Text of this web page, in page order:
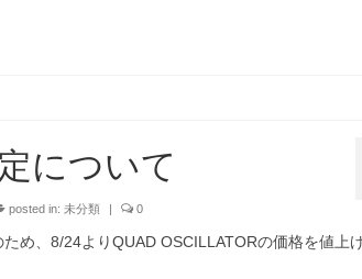
について
posted in: 未分類 0
ため、8/24よりQUAD OSCILLATORの価格を値上